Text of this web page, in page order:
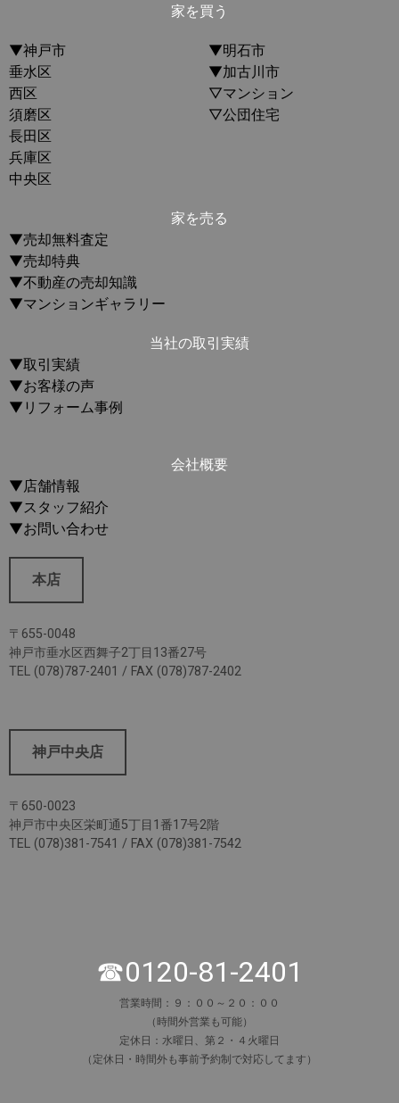
家を買う
▼神戸市
垂水区
西区
須磨区
長田区
兵庫区
中央区
▼明石市
▼加古川市
▽マンション
▽公団住宅
家を売る
▼売却無料査定
▼売却特典
▼不動産の売却知識
▼マンションギャラリー
当社の取引実績
▼取引実績
▼お客様の声
▼リフォーム事例
会社概要
▼店舗情報
▼スタッフ紹介
▼お問い合わせ
本店
〒655-0048
神戸市垂水区西舞子2丁目13番27号
TEL (078)787-2401 / FAX (078)787-2402
神戸中央店
〒650-0023
神戸市中央区栄町通5丁目1番17号2階
TEL (078)381-7541 / FAX (078)381-7542
☎0120-81-2401
営業時間：９：００～２０：００
（時間外営業も可能）
定休日：水曜日、第２・４火曜日
（定休日・時間外も事前予約制で対応してます）